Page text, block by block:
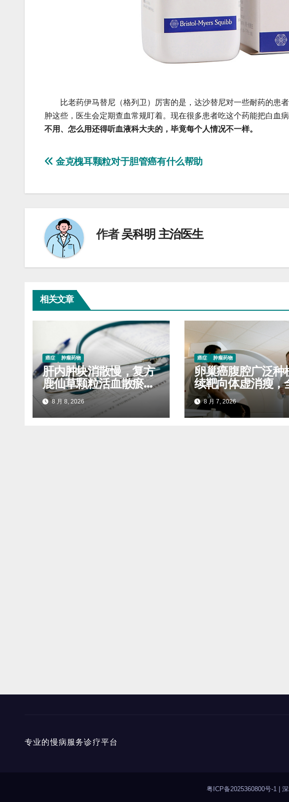
比老药伊马替尼（格列卫）厉害的是，达沙替尼对一些耐药的患
肿这些，医生会定期查血常规盯着。现在很多患者吃这个药能把白血
不用、怎么用还得听血液科大夫的，毕竟每个人情况不一样。
文
航
金克槐耳颗粒对于胆管癌有什么帮助
作者吴科明 主治医生
相关文章
癌症 肿瘤药物
肝内肿块消散慢，复方
鹿仙草颗粒活血散瘀抑
制毒结堆积
8 月 8, 2026
癌症 肿瘤药物
卵巢癌腹腔广泛种
续靶向体虚消瘦，
服药稳固生存质量
进展
8 月 7, 2026
专业的慢病服务诊疗平台
粤ICP备2025360800号-1